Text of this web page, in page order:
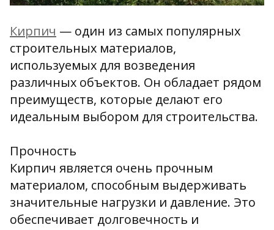
Кирпич — один из самых популярных
строительных материалов,
используемых для возведения
различных объектов. Он обладает рядом
преимуществ, которые делают его
идеальным выбором для строительства.
Прочность
Кирпич является очень прочным
материалом, способным выдерживать
значительные нагрузки и давление. Это
обеспечивает долговечность и